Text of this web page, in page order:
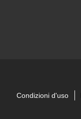
Condizioni d'uso